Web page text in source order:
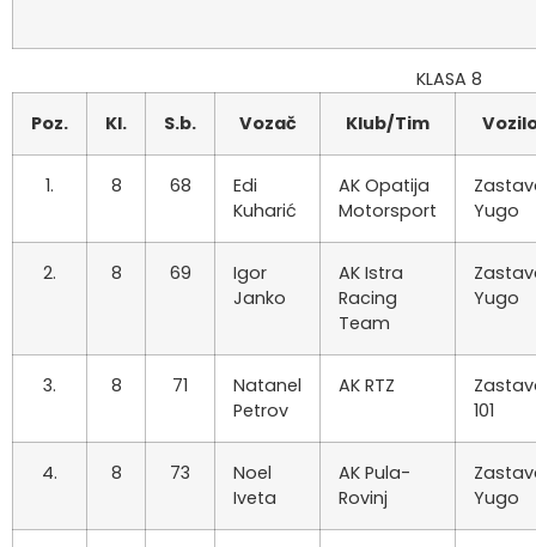
KLASA 8
Poz.
Kl. S.b. Vozač Klub/Tim
1. 8 68
Edi
Kuharić
AK Opatija
Motorsport
Yugo
2. 8 69
Igor
Janko
AK Istra
Racing
Team
Yugo
3. 8 71
Natanel
Petrov
AK RTZ
101
4. 8 73
Noel
Iveta
AK Pula-
Rovinj
Yugo